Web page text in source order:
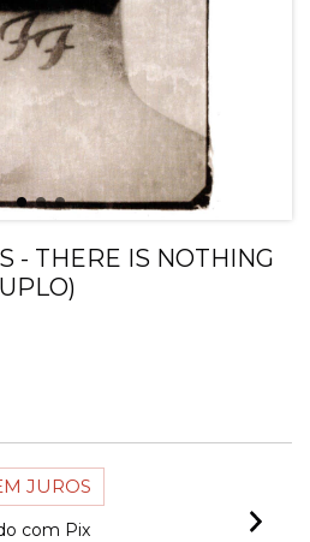
- THERE IS NOTHING
JUROS
com Pix